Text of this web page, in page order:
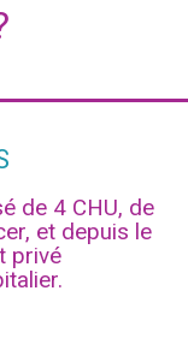
de 4 CHU, de
et depuis le
privé